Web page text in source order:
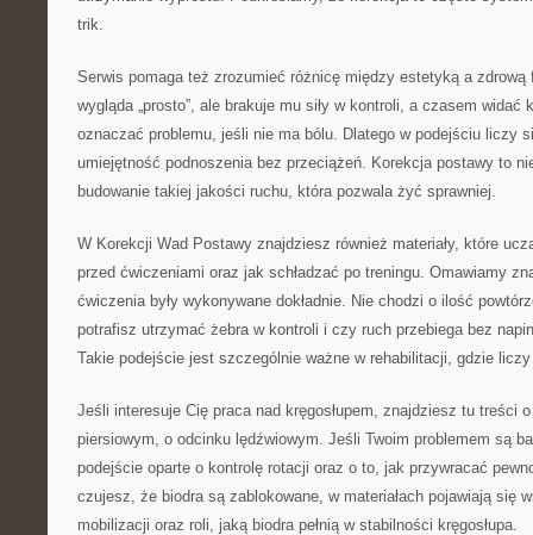
trik.
Serwis pomaga też zrozumieć różnicę między estetyką a zdrową
wygląda „prosto”, ale brakuje mu siły w kontroli, a czasem widać
oznaczać problemu, jeśli nie ma bólu. Dlatego w podejściu liczy
umiejętność podnoszenia bez przeciążeń. Korekcja postawy to
budowanie takiej jakości ruchu, która pozwala żyć sprawniej.
W Korekcji Wad Postawy znajdziesz również materiały, które
przed ćwiczeniami oraz jak schładzać po treningu. Omawiamy
ćwiczenia były wykonywane dokładnie. Nie chodzi o ilość
potrafisz utrzymać żebra w kontroli i czy ruch przebiega bez
Takie podejście jest szczególnie ważne w rehabilitacji, gdzie
Jeśli interesuje Cię praca nad kręgosłupem, znajdziesz tu treści
piersiowym, o odcinku lędźwiowym. Jeśli Twoim problemem są
podejście oparte o kontrolę rotacji oraz o to, jak przywracać
czujesz, że biodra są zablokowane, w materiałach pojawiają się
mobilizacji oraz roli, jaką biodra pełnią w stabilności kręgosłupa.